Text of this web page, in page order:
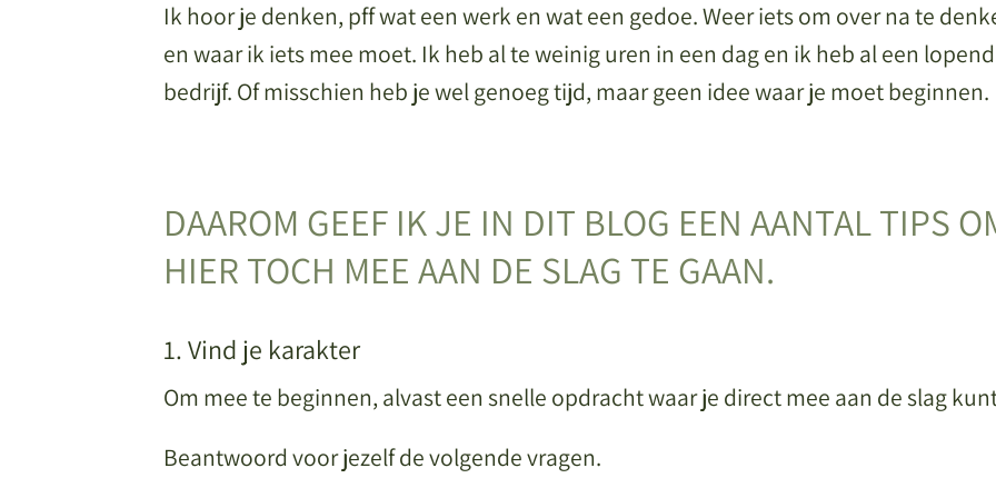
Ik hoor je denken, pff wat een werk en wat een gedoe. Weer iets om over na te
en waar ik iets mee moet. Ik heb al te weinig uren in een dag en ik heb al een lopend
bedrijf. Of misschien heb je wel genoeg tijd, maar geen idee waar je moet beginnen.
DAAROM GEEF IK JE IN DIT BLOG EEN AANTAL TIPS
HIER TOCH MEE AAN DE SLAG TE GAAN.
1. Vind je karakter
Om mee te beginnen, alvast een snelle opdracht waar je direct mee aan de slag
Beantwoord voor jezelf de volgende vragen.